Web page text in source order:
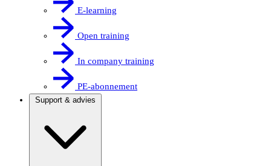
E-learning
Open training
In company training
PE-abonnement
Support & advies